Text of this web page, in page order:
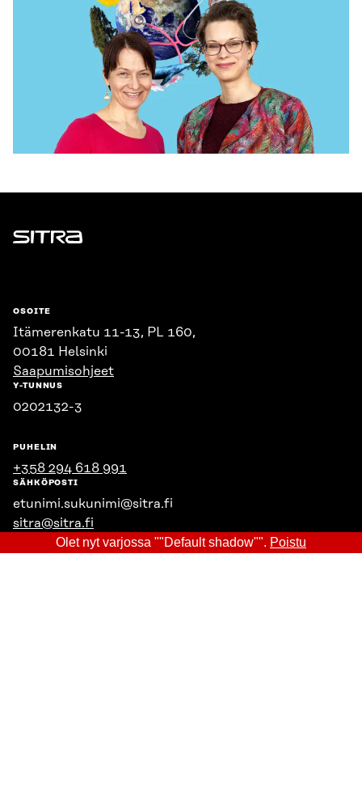
Sitra
OSOITE
Itämerenkatu 11-13, PL 160,
00181 Helsinki
Saapumisohjeet
Y-TUNNUS
0202132-3
PUHELIN
+358 294 618 991
SÄHKÖPOSTI
etunimi.sukunimi@sitra.fi
sitra@sitra.fi
Olet nyt varjossa ""Default shadow"". Poistu